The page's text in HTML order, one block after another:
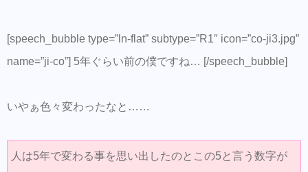
[speech_bubble type=”ln-flat” subtype=”R1″ icon=”co-ji3.jpg”
name=”ji-co”] 5年ぐらい前の僕ですね… [/speech_bubble]
いやぁ色々変わったなと……
人は5年で変わる事を思い出したのとこの5と言う数字が